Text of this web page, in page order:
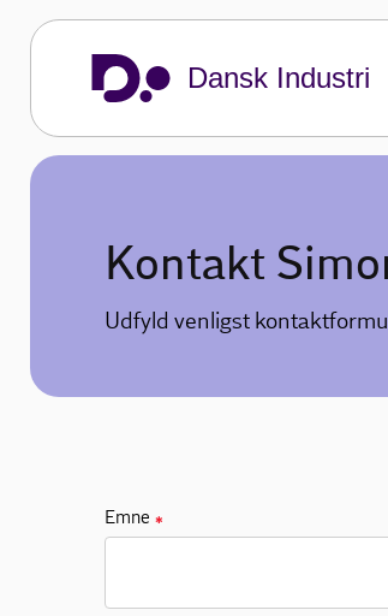
Dansk Industri
Kontakt
Udfyld venligst
Emne ✱